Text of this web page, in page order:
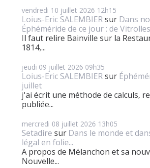
vendredi 10 juillet 2026 12h15
Loius-Eric SALEMBIERsur Dans
Éphéméride de ce jour : de
Il faut relire Bainville sur la
1814,...
jeudi 09 juillet 2026 09h35
Loius-Eric SALEMBIERsur
juillet
j'ai écrit une méthode de calculs,
publiée...
mercredi 08 juillet 2026 13h05
Setadire sur Dans le monde et
légal en folie...
A propos de Mélanchon et sa
Nouvelle...